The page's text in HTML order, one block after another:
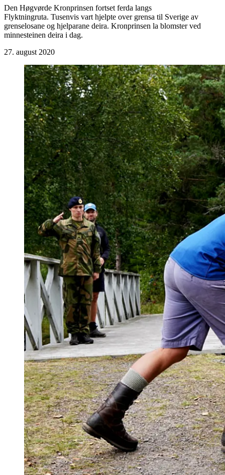
Den Høgvørde Kronprinsen fortset ferda langs
Flyktningruta. Tusenvis vart hjelpte over grensa til Sverige av
grenselosane og hjelparane deira. Kronprinsen la blomster ved
minnesteinen deira i dag.
27. august 2020